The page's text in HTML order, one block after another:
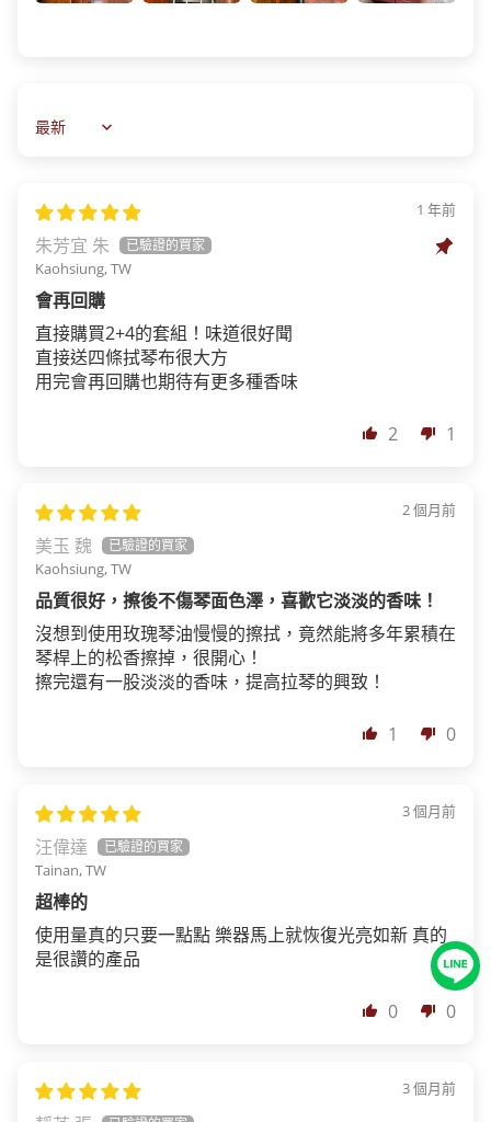
Sort by
1 年前
朱芳宜 朱
Kaohsiung, TW
會再回購
直接購買2+4的套組！味道很好聞
直接送四條拭琴布很大方
用完會再回購也期待有更多種香味
2 1
2 個月前
美玉 魏
Kaohsiung, TW
品質很好，擦後不傷琴面色澤，喜歡它淡淡的香味！
沒想到使用玫瑰琴油慢慢的擦拭，竟然能將多年累積在
琴桿上的松香擦掉，很開心！
擦完還有一股淡淡的香味，提高拉琴的興致！
1 0
3 個月前
汪偉達
Tainan, TW
超棒的
使用量真的只要一點點 樂器馬上就恢復光亮如新 真的
是很讚的產品
0 0
3 個月前